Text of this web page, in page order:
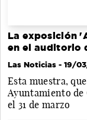
La exposición
en el auditorio
Las Noticias - 19/
Esta muestra,
Ayuntamiento de
el 31 de marzo